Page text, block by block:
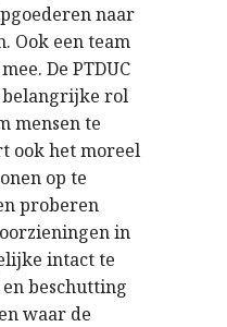
naar
Ook een team
De PTDUC
belangrijke rol
mensen te
ook het moreel
op te
proberen
in
intact te
beschutting
waar de